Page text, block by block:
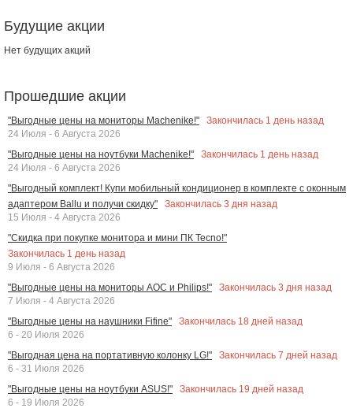
Будущие акции
Нет будущих акций
Прошедшие акции
"Выгодные цены на мониторы Machenike!" Закончилась 1 день назад
24 Июля - 6 Августа 2026
"Выгодные цены на ноутбуки Machenike!"
Закончилась 1 день назад
24 Июля - 6 Августа 2026
"Выгодный комплект! Купи мобильный кондиционер в комплекте с оконным
адаптером Ballu и получи скидку"
Закончилась 3 дня назад
15 Июля - 4 Августа 2026
"Скидка при покупке монитора и мини ПК Tecno!"
Закончилась 1 день назад
9 Июля - 6 Августа 2026
"Выгодные цены на мониторы AOC и Philips!"
Закончилась 3 дня назад
7 Июля - 4 Августа 2026
"Выгодные цены на наушники Fifine"
Закончилась 18 дней назад
6 - 20 Июля 2026
"Выгодная цена на портативную колонку LG!"
Закончилась 7 дней назад
6 - 31 Июля 2026
"Выгодные цены на ноутбуки ASUS!"
Закончилась 19 дней назад
6 - 19 Июля 2026